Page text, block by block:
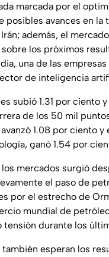
marcada por el
posibles avances en la
además, el
los próximos
una de las empresas
de inteligencia
subió 1.31 por ciento
de los 50 mil
1.08 por ciento y
ganó 1.54 por
los mercados surgió
el paso de
por el estrecho de
mundial de
tensión durante los
esperan los